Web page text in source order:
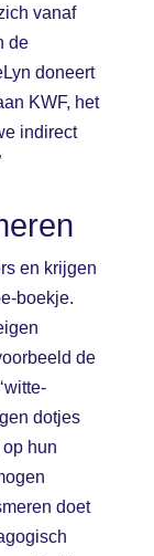
vanaf
de
doneert
KWF, het
indirect
en krijgen
boekje.
de
dotjes
hun
doet